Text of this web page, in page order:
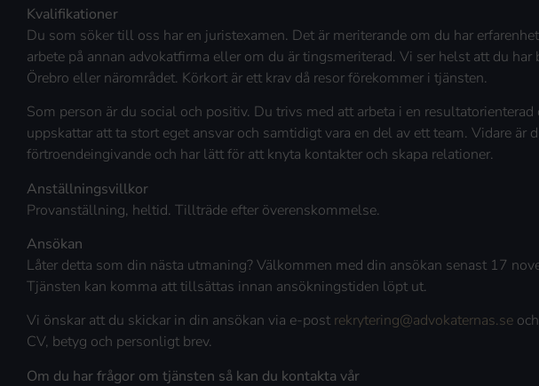
Kvalifikationer
Du som söker till oss har en juristexamen. Det är meriterande om du har
arbete på annan advokatfirma eller om du är tingsmeriterad. Vi ser helst att du har
Örebro eller närområdet. Körkort är ett krav då resor förekommer i tjänsten.
Som person är du social och positiv. Du trivs med att arbeta i en
uppskattar att ta stort eget ansvar och samtidigt vara en del av ett team. Vidare är
förtroendeingivande och har lätt för att knyta kontakter och skapa relationer.
Anställningsvillkor
Provanställning, heltid. Tillträde efter överenskommelse.
Ansökan
Låter detta som din nästa utmaning? Välkommen med din ansökan senast 17
Tjänsten kan komma att tillsättas innan ansökningstiden löpt ut.
Vi önskar att du skickar in din ansökan via e-post rekrytering@advokaternas.se
CV, betyg och personligt brev.
Om du har frågor om tjänsten så kan du kontakta vår